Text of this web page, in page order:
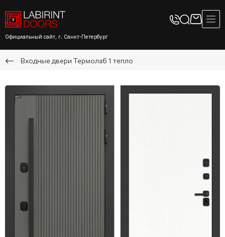
Официальный сайт, г. Санкт-Петербург
Входные двери Термолаб 1 тепло